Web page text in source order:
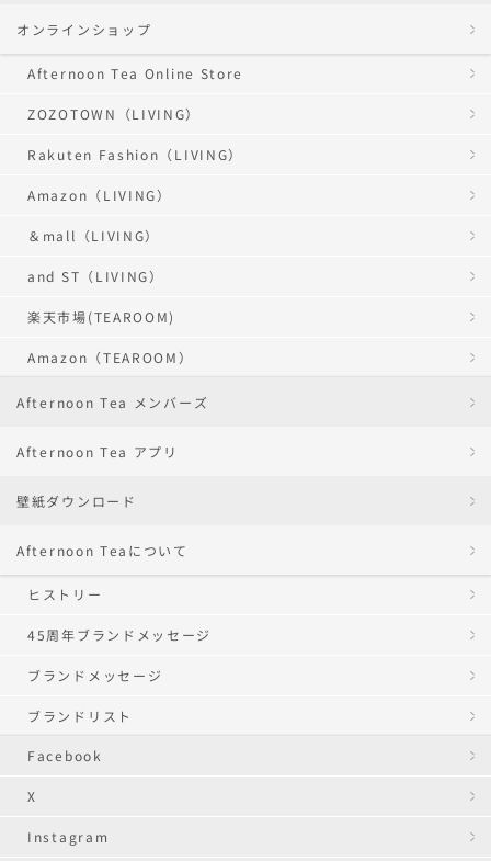
オンラインショップ
Afternoon Tea Online Store
ZOZOTOWN（LIVING）
Rakuten Fashion（LIVING）
Amazon（LIVING）
＆mall（LIVING）
and ST（LIVING）
楽天市場(TEAROOM)
Amazon（TEAROOM）
Afternoon Tea メンバーズ
Afternoon Tea アプリ
壁紙ダウンロード
Afternoon Teaについて
ヒストリー
45周年ブランドメッセージ
ブランドメッセージ
ブランドリスト
Facebook
X
Instagram